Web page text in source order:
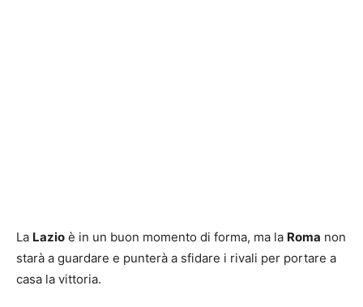
La Lazio è in un buon momento di forma, ma la Roma non
starà a guardare e punterà a sfidare i rivali per portare a
casa la vittoria.